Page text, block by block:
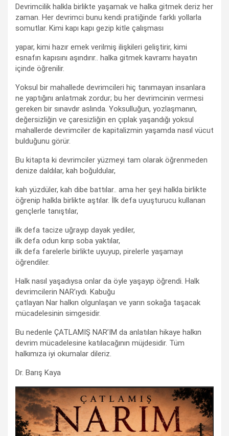
Devrimcilik halkla birlikte yaşamak ve halka gitmek deriz her
zaman. Her devrimci bunu kendi pratiğinde farklı yollarla
somutlar. Kimi kapı kapı gezip kitle çalışması
yapar, kimi hazır emek verilmiş ilişkileri geliştirir, kimi
esnafın kapısını aşındırır.. halka gitmek kavramı hayatın
içinde öğrenilir.
Yoksul bir mahallede devrimcileri hiç tanımayan insanlara
ne yaptığını anlatmak zordur; bu her devrimcinin vermesi
gereken bir sınavdır aslında. Yoksulluğun, yozlaşmanın,
değersizliğin ve çaresizliğin en çıplak yaşandığı yoksul
mahallerde devrimciler de kapitalizmin yaşamda nasıl vücut
bulduğunu görür.
Bu kitapta ki devrimciler yüzmeyi tam olarak öğrenmeden
denize daldılar, kah boğuldular,
kah yüzdüler, kah dibe battılar.. ama her şeyi halkla birlikte
öğrenip halkla birlikte aştılar. İlk defa uyuşturucu kullanan
gençlerle tanıştılar,
ilk defa tacize uğrayıp dayak yediler,
ilk defa odun kırıp soba yaktılar,
ilk defa farelerle birlikte uyuyup, pirelerle yaşamayı
öğrendiler.
Halk nasıl yaşadıysa onlar da öyle yaşayıp öğrendi. Halk
devrimcilerin NAR’ıydı. Kabuğu
çatlayan Nar halkın olgunlaşan ve yarın sokağa taşacak
mücadelesinin simgesidir.
Bu nedenle ÇATLAMIŞ NAR’IM da anlatılan hikaye halkın
devrim mücadelesine katılacağının müjdesidir. Tüm
halkımıza iyi okumalar dileriz.
Dr. Barış Kaya